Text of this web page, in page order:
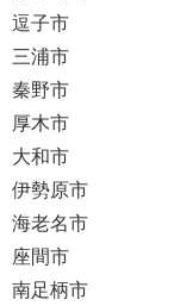
逗子市
三浦市
秦野市
厚木市
大和市
伊勢原市
海老名市
座間市
南足柄市